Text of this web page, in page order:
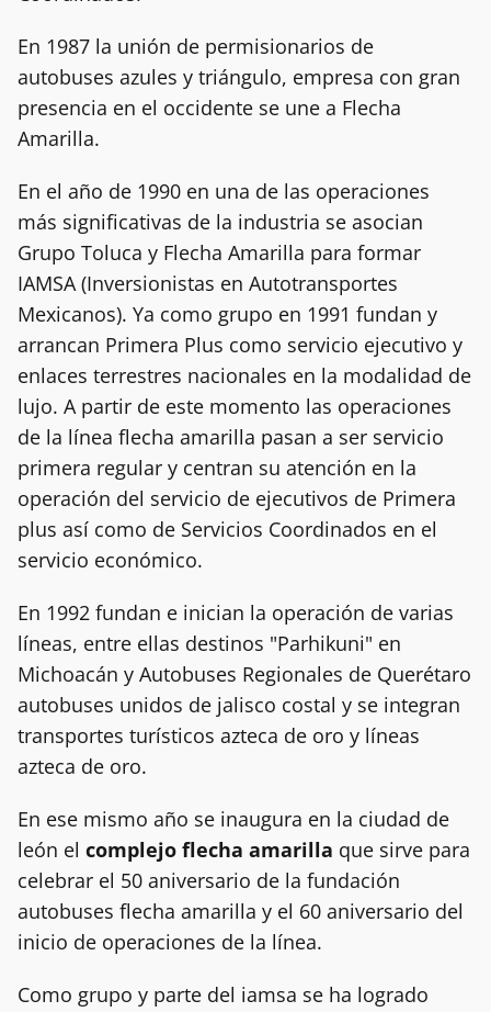
En 1987 la unión de permisionarios de
autobuses azules y triángulo, empresa con gran
presencia en el occidente se une a Flecha
Amarilla.
En el año de 1990 en una de las operaciones
más significativas de la industria se asocian
Grupo Toluca y Flecha Amarilla para formar
IAMSA (Inversionistas en Autotransportes
Mexicanos). Ya como grupo en 1991 fundan y
arrancan Primera Plus como servicio ejecutivo y
enlaces terrestres nacionales en la modalidad de
lujo. A partir de este momento las operaciones
de la línea flecha amarilla pasan a ser servicio
primera regular y centran su atención en la
operación del servicio de ejecutivos de Primera
plus así como de Servicios Coordinados en el
servicio económico.
En 1992 fundan e inician la operación de varias
líneas, entre ellas destinos "Parhikuni" en
Michoacán y Autobuses Regionales de Querétaro
autobuses unidos de jalisco costal y se integran
transportes turísticos azteca de oro y líneas
azteca de oro.
En ese mismo año se inaugura en la ciudad de
león el complejo flecha amarilla que sirve para
celebrar el 50 aniversario de la fundación
autobuses flecha amarilla y el 60 aniversario del
inicio de operaciones de la línea.
Como grupo y parte del iamsa se ha logrado